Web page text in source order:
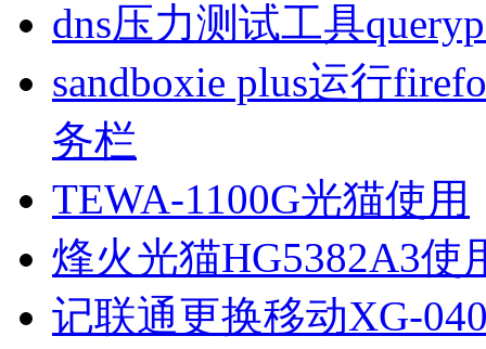
dns压力测试工具
sandboxie plus运行
务栏
TEWA-1100G光猫使用
烽火光猫HG5382A3使
记联通更换移动XG-